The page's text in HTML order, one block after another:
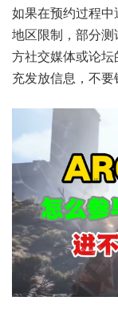
如果在预约过程
地区限制，部分
方社交媒体或论
充发放信息，不要